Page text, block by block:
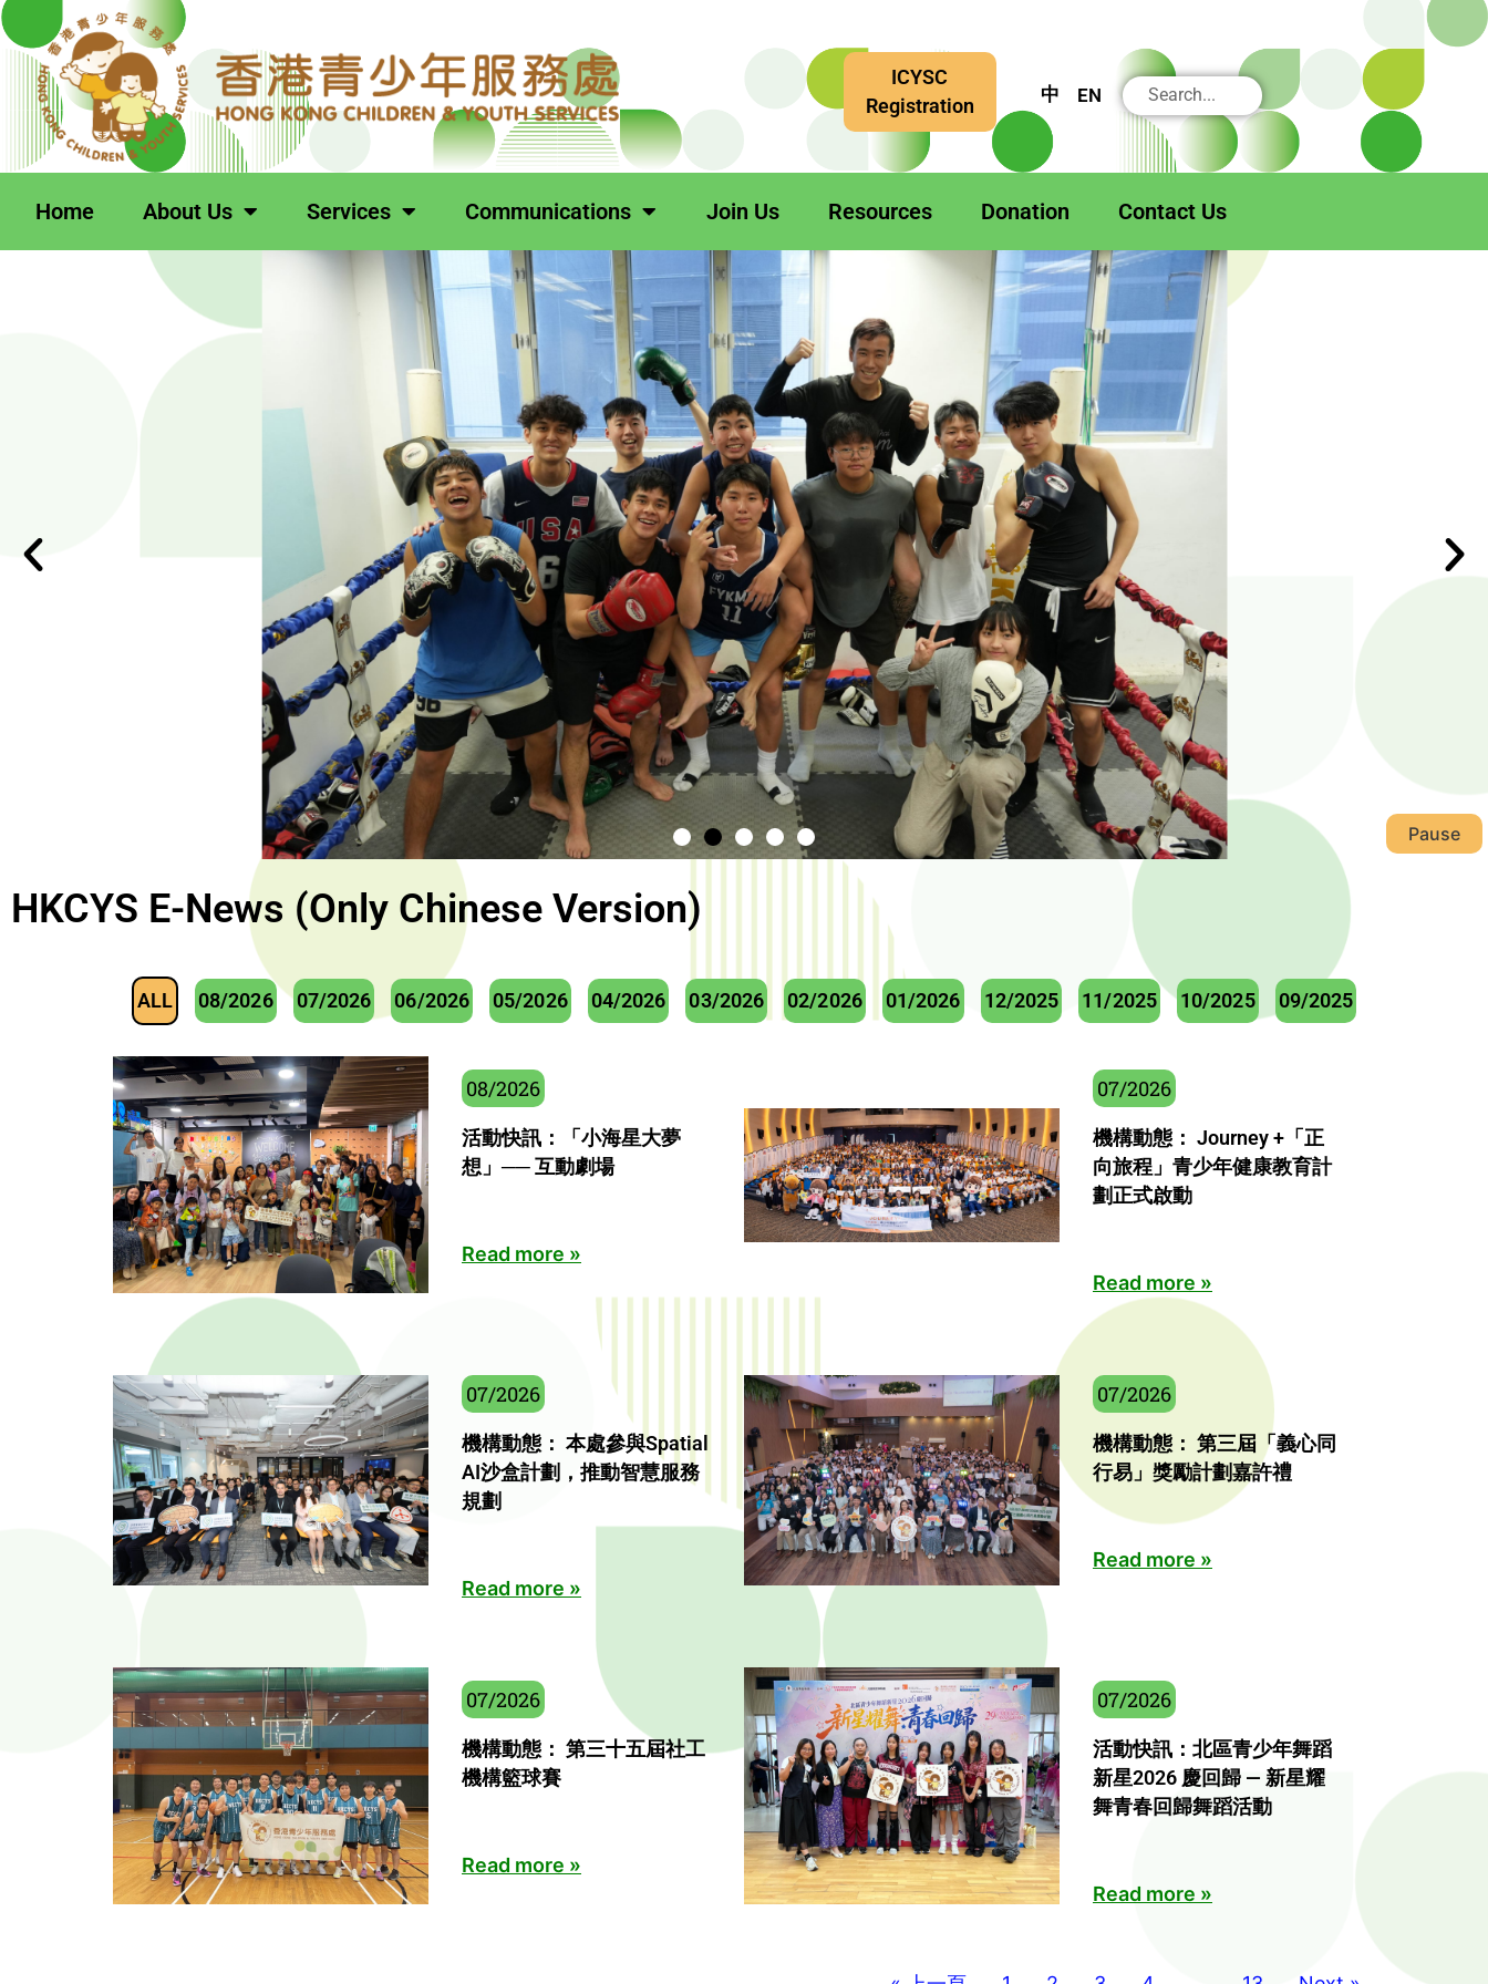
跳
至
ICYSC
Registration
中 EN
搜
尋
Home About Us Services Communications Join Us Resources Donation Contact Us
Pause
HKCYS E-News (Only Chinese Version)
ALL 08/2026 07/2026 06/2026 05/2026 04/2026 03/2026 02/2026 01/2026 12/2025 11/2025 10/2025 09/2025
08/2026
活動快訊：「小海星大夢
想」── 互動劇場
Read more »
07/2026
機構動態： Journey +「正
向旅程」青少年健康教育計
劃正式啟動
Read more »
07/2026
機構動態： 本處參與Spatial
AI沙盒計劃，推動智慧服務
規劃
Read more »
07/2026
機構動態： 第三屆「義心同
行易」獎勵計劃嘉許禮
Read more »
07/2026
機構動態： 第三十五屆社工
機構籃球賽
Read more »
07/2026
活動快訊：北區青少年舞蹈
新星2026 慶回歸 — 新星耀
舞青春回歸舞蹈活動
Read more »